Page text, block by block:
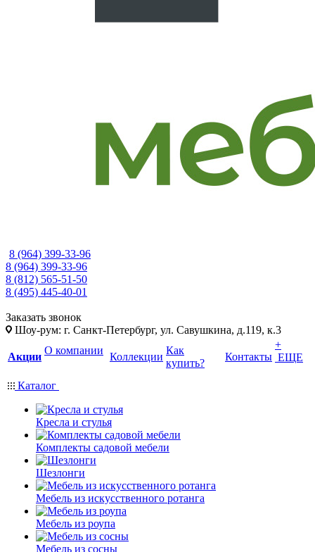
8 (964) 399-33-96
8 (964) 399-33-96
8 (812) 565-51-50
8 (495) 445-40-01
Заказать звонок
Шоу-рум: г. Санкт-Петербург, ул. Савушкина, д.119, к.3
Акции
О компании
Коллекции
Как
купить?
Контакты
+
ЕЩЕ
Каталог
Кресла и стулья
Комплекты садовой мебели
Шезлонги
Мебель из искусственного ротанга
Мебель из роупа
Мебель из сосны